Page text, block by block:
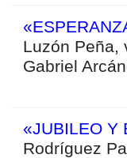
Luzón Peña,
Gabriel
«JUBILEO Y
Rodríguez